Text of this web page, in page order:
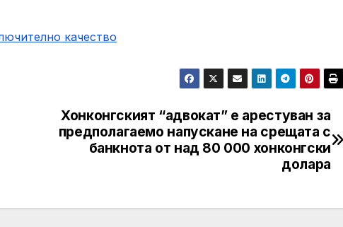
качество
Хонконгският “адвокат” е арестуван за
предполагаемо напускане на срещата с
банкнота от над 80 000 хонконгски
долара